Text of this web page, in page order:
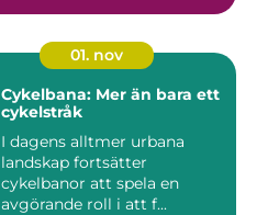
01. nov
Cykelbana: Mer än bara ett
cykelstråk
I dagens alltmer urbana
landskap fortsätter
cykelbanor att spela en
avgörande roll i att f...